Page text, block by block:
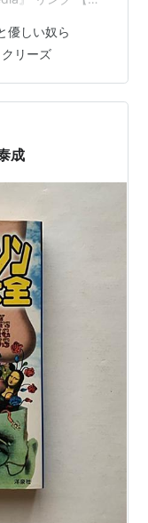
始まります。計
後、彼の仲間た
手に入れようと
ダと彼女の恋人
士であるアーチ
優しい奴ら
リーズ
/ 須田 泰成